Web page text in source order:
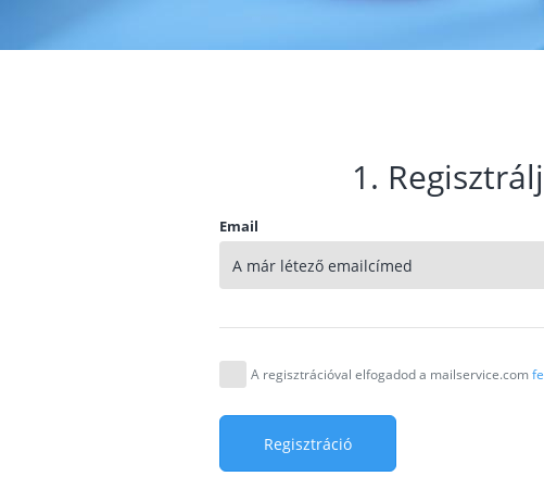
1.
Email
A regisztrációval elfogadod a mailservice.com
Regisztráció